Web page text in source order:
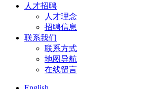
人才招聘
人才理念
招聘信息
联系我们
联系方式
地图导航
在线留言